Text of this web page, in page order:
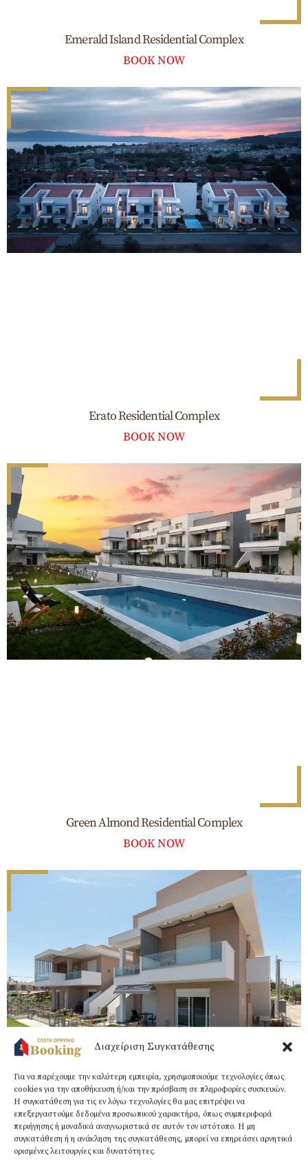
Διαχείριση Συγκατάθεσης
Για να παρέχουμε την καλύτερη εμπειρία, χρησιμοποιούμε τεχνολογίες όπως
cookies για την αποθήκευση ή/και την πρόσβαση σε πληροφορίες συσκευών.
Η συγκατάθεση για τις εν λόγω τεχνολογίες θα μας επιτρέψει να
επεξεργαστούμε δεδομένα προσωπικού χαρακτήρα, όπως συμπεριφορά
περιήγησης ή μοναδικά αναγνωριστικά σε αυτόν τον ιστότοπο. Η μη
συγκατάθεση ή η ανάκληση της συγκατάθεσης, μπορεί να επηρεάσει αρνητικά
ορισμένες λειτουργίες και δυνατότητες.
Emerald Island Residential Complex
BOOK NOW
Erato Residential Complex
BOOK NOW
Green Almond Residential Complex
BOOK NOW